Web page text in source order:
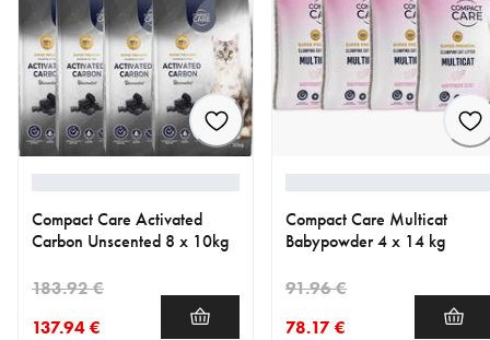
Compact Care Activated
Carbon Unscented 8 x 10kg
137.94 €
183.92 €
Compact Care Multicat
Babypowder 4 x 14 kg
78.17 €
91.96 €